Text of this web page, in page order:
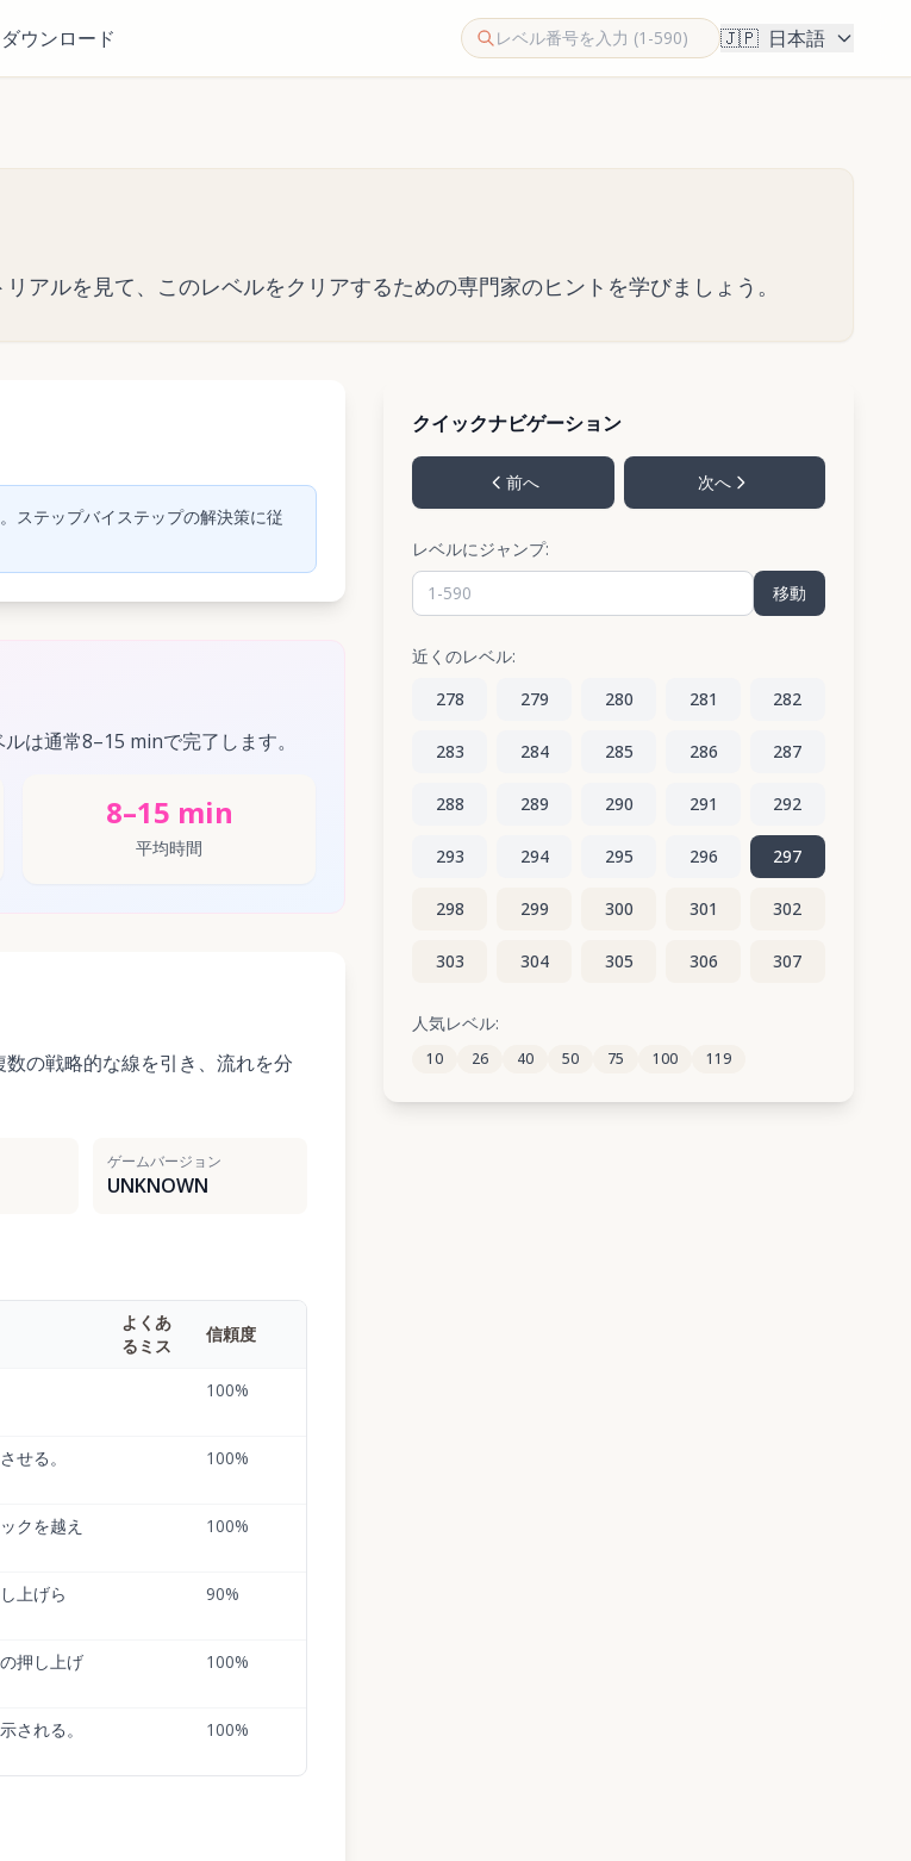
ダウンロード 🇯🇵 日本語
アルを見て、このレベルをクリアするための専門家のヒントを学びましょう。
ステップバイステップの解決策に従
は通常8–15 minで完了します。
8–15 min
平均時間
の戦略的な線を引き、流れを分
ゲームバージョン
UNKNOWN
よくあ
るミス
信頼度
100%
せる。 100%
クを越え
100%
上げら
90%
押し上げ
100%
される。 100%
クイックナビゲーション
前へ 次へ
レベルにジャンプ:
移動
近くのレベル:
278
279 280 281 282
283 284 285 286 287
288 289 290 291 292
293 294 295 296 297
298 299 300 301 302
303 304 305 306 307
308
313 314 315 316
人気レベル:
10 26 40 50 75 100 119